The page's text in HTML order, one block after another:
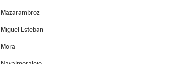
Mazarambroz
Miguel Esteban
Mora